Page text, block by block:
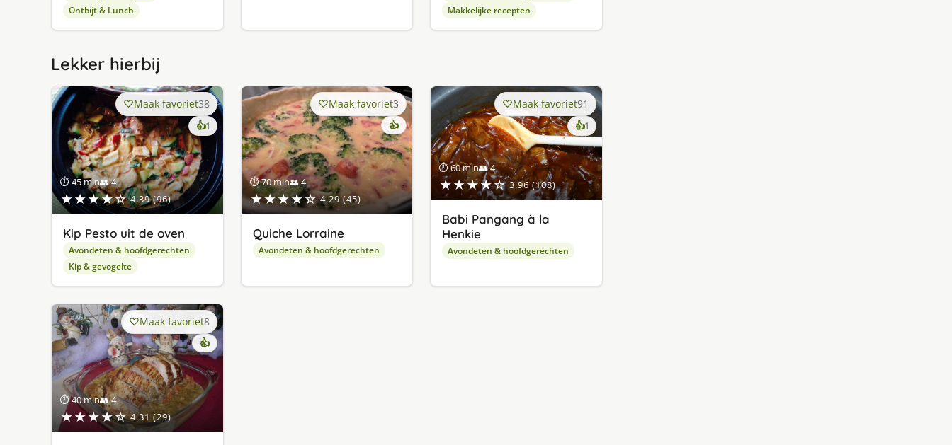
Ontbijt & Lunch
Makkelijke recepten
Lekker hierbij
⏱ 45 min👥 4
★★★★☆ 4.39 (96)
Maak favoriet38
👍1keer
lekker
gevonden
Kip Pesto uit de oven
Avondeten & hoofdgerechten
Kip & gevogelte
⏱ 70 min👥 4
★★★★☆ 4.29 (45)
Maak favoriet3
👍
Quiche Lorraine
Avondeten & hoofdgerechten
⏱ 60 min👥 4
★★★★☆ 3.96 (108)
Maak favoriet91
👍1keer
lekker
gevonden
Babi Pangang à la
Henkie
Avondeten & hoofdgerechten
⏱ 40 min👥 4
★★★★☆ 4.31 (29)
Maak favoriet8
👍